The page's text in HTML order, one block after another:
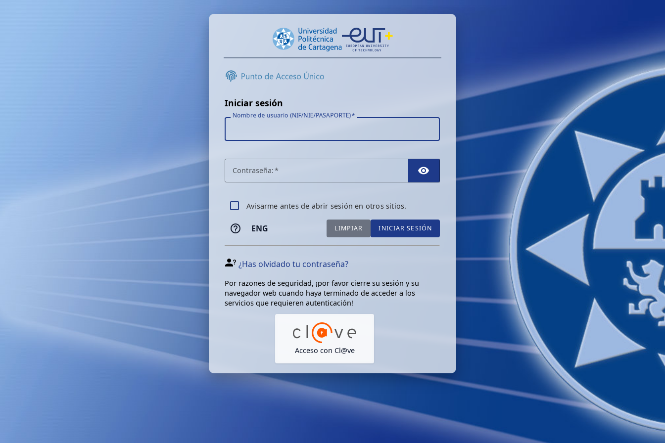
Iniciar sesión
Nombre de usuario (NIF/NIE/PASAPORTE)
Contraseña: TOGGLE PASSWORD
Avisarme antes de abrir sesión en otros sitios.
ENG LIMPIAR INICIAR SESIÓN
¿Has olvidado tu contraseña?
Por razones de seguridad, ¡por favor cierre su sesión y su
navegador web cuando haya terminado de acceder a los
servicios que requieren autenticación!